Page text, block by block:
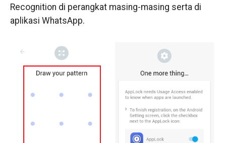
Recognition di perangkat masing-masing serta di
aplikasi WhatsApp.